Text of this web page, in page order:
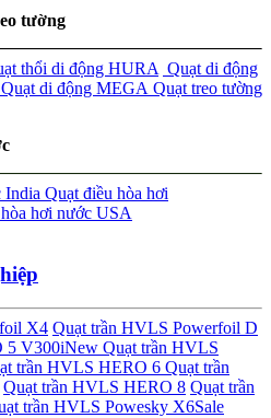
tường
thổi di động HURA Quạt di động
Quạt di động MEGA Quạt treo tường
India Quạt điều hòa hơi
hơi nước USA
X4 Quạt trần HVLS Powerfoil D
5 V300iNew Quạt trần HVLS
trần HVLS HERO 6 Quạt trần
Quạt trần HVLS HERO 8 Quạt trần
trần HVLS Powesky X6Sale